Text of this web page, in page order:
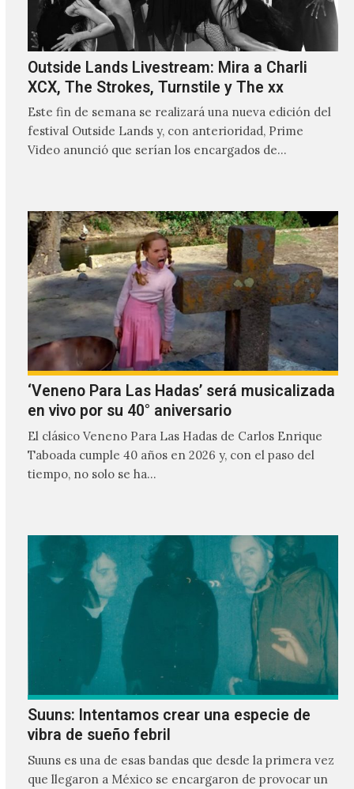
Outside Lands Livestream: Mira a Charli
XCX, The Strokes, Turnstile y The xx
Este fin de semana se realizará una nueva edición del
festival Outside Lands y, con anterioridad, Prime
Video anunció que serían los encargados de
‘Veneno Para Las Hadas’ será musicalizada
en vivo por su 40° aniversario
El clásico Veneno Para Las Hadas de Carlos Enrique
Taboada cumple 40 años en 2026 y, con el paso del
tiempo, no solo se ha…
Suuns: Intentamos crear una especie de
vibra de sueño febril
Suuns es una de esas bandas que desde la primera vez
que llegaron a México se encargaron de provocar un